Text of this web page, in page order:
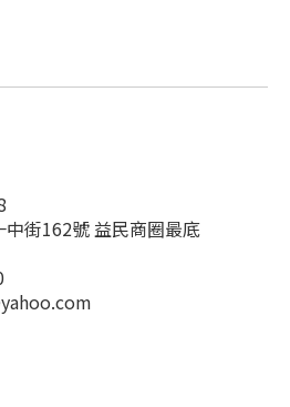
街162號 益民商圈最底